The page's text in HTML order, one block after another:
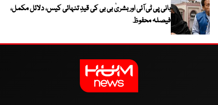
بانی پی ٹی آئی اور بشریٰ بی بی کی قیدِ تنہائی کیس، دلائل مکمل،
فیصلہ محفوظ